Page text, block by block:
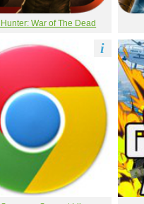
War of The Dead
i